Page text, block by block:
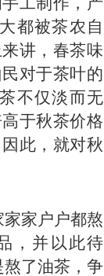
都被茶农自
讲，春茶味
对于茶叶的
不仅淡而无
于秋茶价格
此，就对秋
家家户户都熬
，并以此待
熬了油茶，争